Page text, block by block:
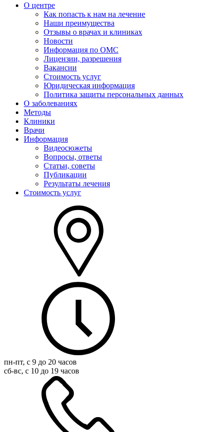
О центре
Как попасть к нам на лечение
Наши преимущества
Отзывы о врачах и клиниках
Новости
Информация по ОМС
Лицензии, разрешения
Вакансии
Стоимость услуг
Юридическая информация
Политика защиты персональных данных
О заболеваниях
Методы
Клиники
Врачи
Информация
Видеосюжеты
Вопросы, ответы
Статьи, советы
Публикации
Результаты лечения
Стоимость услуг
пн-пт, с 9 до 20 часов
сб-вс, с 10 до 19 часов